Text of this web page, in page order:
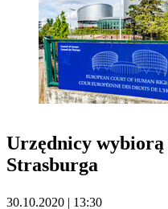
Urzędnicy wybiorą
Strasburga
30.10.2020 | 13:30